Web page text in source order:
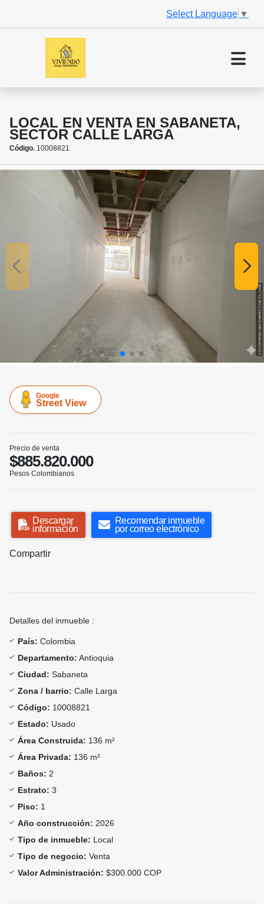
Select Language ▼
LOCAL EN VENTA EN SABANETA,
SECTOR CALLE LARGA
Código. 10008821
Google
Street View
Precio de venta
$885.820.000
Pesos Colombianos
Descargar
información
Recomendar inmueble
por correo electrónico
Compartir
Detalles del inmueble :
País: Colombia
Departamento: Antioquia
Ciudad: Sabaneta
Zona / barrio: Calle Larga
Código: 10008821
Estado: Usado
Área Construida: 136 m²
Área Privada: 136 m²
Baños: 2
Estrato: 3
Piso: 1
Año construcción: 2026
Tipo de inmueble: Local
Tipo de negocio: Venta
Valor Administración: $300.000 COP